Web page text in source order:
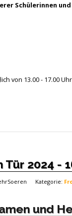
Schülerinnen
von 13.00 - 17.00
2024 -
Kategorie:
und